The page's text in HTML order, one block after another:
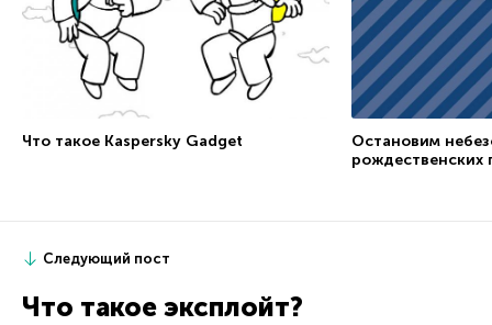
Что такое Kaspersky Gadget
Остановим
рождественских
Следующий пост
Что такое эксплойт?